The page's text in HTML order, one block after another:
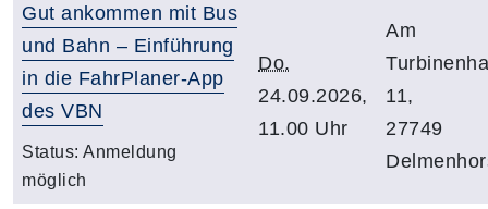
Gut ankommen mit Bus
und Bahn – Einführung
in die FahrPlaner-App
des VBN
Status: Anmeldung
möglich
Do.
24.09.2026,
11.00 Uhr
Am
11,
27749